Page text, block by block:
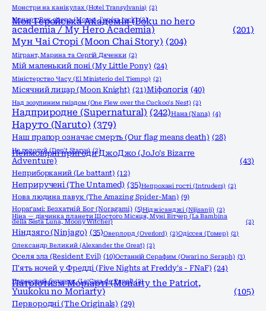
Монстри на канікулах (Hotel Transylvania) (2)
Моцарт. Рок опера (Mozart, l'opéra rock) (2)
Моя Геройська Академія (Boku no hero
academia / My Hero Academia)
(201)
Мун Чаі Сторі (Moon Chai Story) (204)
Мігрант, Марина та Сергій Дяченки (2)
Мій маленький поні (My Little Pony) (24)
Міністерство Часу (El Ministerio del Tiempo) (2)
Місячний лицар (Moon Knight) (21)Міфологія (40)
Над зозулиним гніздом (One Flew over the Cuckoo's Nest) (2)
Надприродне (Supernatural) (242)Нана (Nana) (4)
Наруто (Naruto) (379)
Наш прапор означає смерть (Our flag means death) (28)
Не голодуй (Don't Starve) (2)
Неймовірні пригоди ДжоДжо (JoJo's Bizarre
Adventure)
(43)
Неприборканий (Le battant) (12)
Неприручені (The Untamed) (35)Непрохані гості (Intruders) (2)
Нова людина павук (The Amazing Spider-Man) (9)
Нораґамі: Безхатній Бог (Noragami) (5)Ніджісанджі (Nijisanji) (2)
Ніна — дівчинка планети Шостого Місяця, Муні Вітчер (La Bambina
della Sesta Luna, Moony Witcher)
(2)
Ніндзяго (Ninjago) (35)Оверлорд (Overlord) (2)Одіссея (Гомер) (2)
Олександр Великий (Alexander the Great) (2)
Оселя зла (Resident Evil) (10)Останній Серафим (Owari no Seraph) (3)
П'ять ночей у Фредді (Five Nights at Freddy's - FNaF) (24)
Паперовий будинок (La Casa de Papel) (2)
Патріотизм Моріарті (Moriarty the Patriot,
Yuukoku no Moriarty)
(105)
Первородні (The Originals) (29)